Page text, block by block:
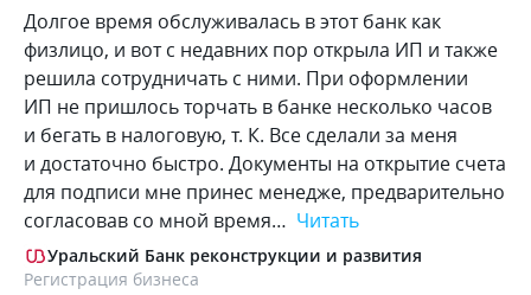
Долгое время обслуживалась в этот банк как
физлицо, и вот с недавних пор открыла ИП и также
решила сотрудничать с ними. При оформлении
ИП не пришлось торчать в банке несколько часов
и бегать в налоговую, т. К. Все сделали за меня
и достаточно быстро. Документы на открытие счета
для подписи мне принес менедже, предварительно
согласовав со мной время… Читать
Уральский Банк реконструкции и развития
Регистрация бизнеса